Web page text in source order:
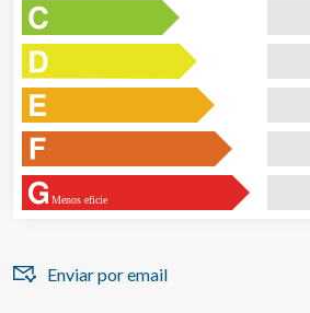
Menos eficie
Enviar por email
de navegación en el sitio web y
relacionada con el perfil de